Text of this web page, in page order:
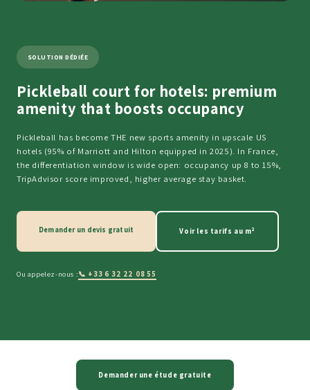
SOLUTION DÉDIÉE
Pickleball court for hotels: premium
amenity that boosts occupancy
Pickleball has become THE new sports amenity in upscale US
hotels (95% of Marriott and Hilton equipped in 2025). In France,
the differentiation window is wide open: occupancy up 8 to 15%,
TripAdvisor score improved, higher average stay basket.
Demander un devis gratuit Voir les tarifs au m²
Ou appelez-nous :📞 +33 6 32 22 08 55
Demander une étude gratuite